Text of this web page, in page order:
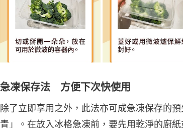
急凍保存法 方便下次快使用
除了立即享用之外，此法亦可成急凍保存的
青」。在放入冰格急凍前，要先用乾淨的廚